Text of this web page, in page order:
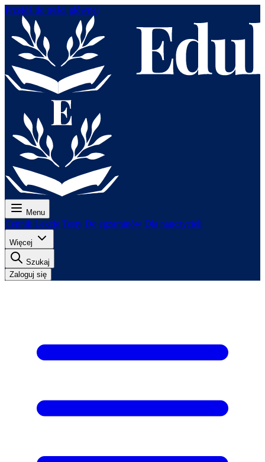
Przejdź do treści głównej
Menu
Cennik Lekcje Testy Do egzaminów Dla nauczycieli
Więcej
Szukaj
Zaloguj się